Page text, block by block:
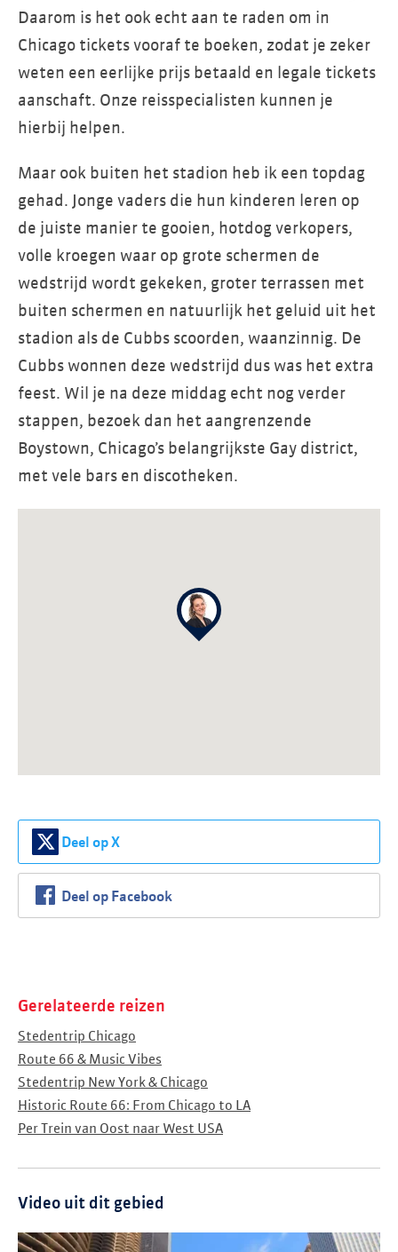
Daarom is het ook echt aan te raden om in
Chicago tickets vooraf te boeken, zodat je zeker
weten een eerlijke prijs betaald en legale tickets
aanschaft. Onze reisspecialisten kunnen je
hierbij helpen.
Maar ook buiten het stadion heb ik een topdag
gehad. Jonge vaders die hun kinderen leren op
de juiste manier te gooien, hotdog verkopers,
volle kroegen waar op grote schermen de
wedstrijd wordt gekeken, groter terrassen met
buiten schermen en natuurlijk het geluid uit het
stadion als de Cubbs scoorden, waanzinnig. De
Cubbs wonnen deze wedstrijd dus was het extra
feest. Wil je na deze middag echt nog verder
stappen, bezoek dan het aangrenzende
Boystown, Chicago’s belangrijkste Gay district,
met vele bars en discotheken.
Deel op X
Deel op Facebook
Gerelateerde reizen
Stedentrip Chicago
Route 66 & Music Vibes
Stedentrip New York & Chicago
Historic Route 66: From Chicago to LA
Per Trein van Oost naar West USA
Video uit dit gebied